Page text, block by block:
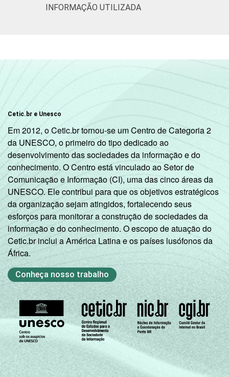
INFORMAÇÃO UTILIZADA
Cetic.br e Unesco
Em 2012, o Cetic.br tornou-se um Centro de Categoria 2
da UNESCO, o primeiro do tipo dedicado ao
desenvolvimento das sociedades da informação e do
conhecimento. O Centro está vinculado ao Setor de
Comunicação e Informação (CI), uma das cinco áreas da
UNESCO. Ele contribui para que os objetivos estratégicos
da organização sejam atingidos, fortalecendo seus
esforços para monitorar a construção de sociedades da
informação e do conhecimento. O escopo de atuação do
Cetic.br inclui a América Latina e os países lusófonos da
África.
Conheça nosso trabalho